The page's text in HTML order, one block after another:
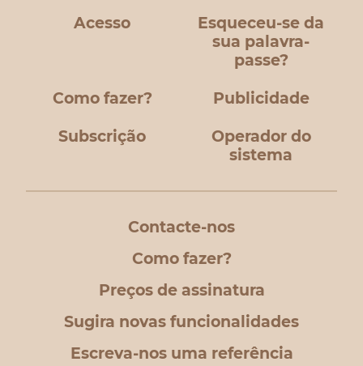
Acesso
Esqueceu-se da
sua palavra-
passe?
Como fazer? Publicidade
Subscrição
Operador do
sistema
Contacte-nos
Como fazer?
Preços de assinatura
Sugira novas funcionalidades
Escreva-nos uma referência